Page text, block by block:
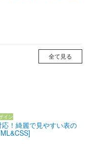
全て見る
イン
！綺麗で見やすい表の